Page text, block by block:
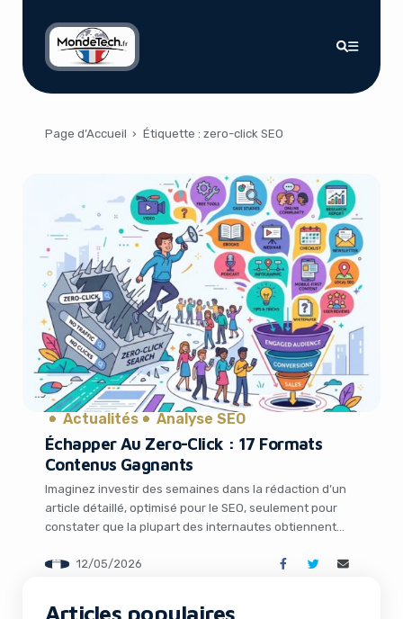
Page d’Accueil › Étiquette : zero-click SEO
Actualités Analyse SEO
Échapper Au Zero-Click : 17 Formats
Contenus Gagnants
Imaginez investir des semaines dans la rédaction d’un
article détaillé, optimisé pour le SEO, seulement pour
constater que la plupart des internautes obtiennent
votre site. Ce scénario n’est plus une hypothèse : il
12/05/2026
Articles populaires